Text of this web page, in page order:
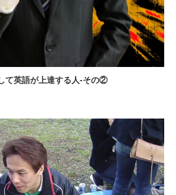
て英語が上達する人-その②